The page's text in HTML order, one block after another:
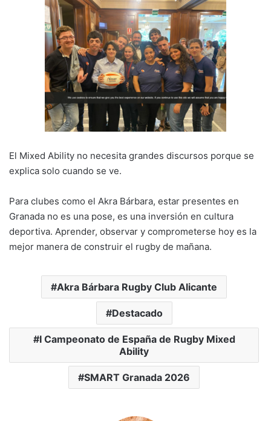
El Mixed Ability no necesita grandes discursos porque se
explica solo cuando se ve.
Para clubes como el Akra Bárbara, estar presentes en
Granada no es una pose, es una inversión en cultura
deportiva. Aprender, observar y comprometerse hoy es la
mejor manera de construir el rugby de mañana.
Akra Bárbara Rugby Club Alicante
Destacado
I Campeonato de España de Rugby Mixed
Ability
SMART Granada 2026